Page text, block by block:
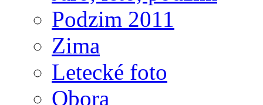
Podzim 2011
Zima
Letecké foto
Obora